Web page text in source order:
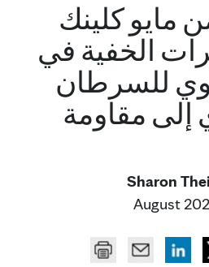
مايو كلينك
الخفية في
للسرطان
إلى مقاومة
Sharon